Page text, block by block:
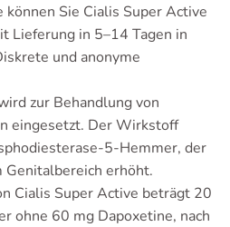
Sie Cialis Super Active
Lieferung in 5–14 Tagen in
und anonyme
zur Behandlung von
eingesetzt. Der Wirkstoff
5-Hemmer, der
erhöht.
Cialis Super Active beträgt 20
ohne 60 mg Dapoxetine, nach